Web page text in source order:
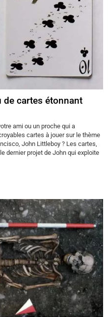
de cartes étonnant
ami ou un proche qui a
cartes à jouer sur le thème
John Littleboy ? Les cartes,
dernier projet de John qui exploite